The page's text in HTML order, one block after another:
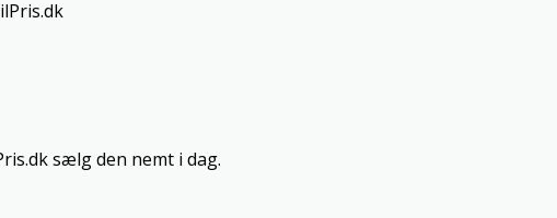
sælg den nemt i dag.